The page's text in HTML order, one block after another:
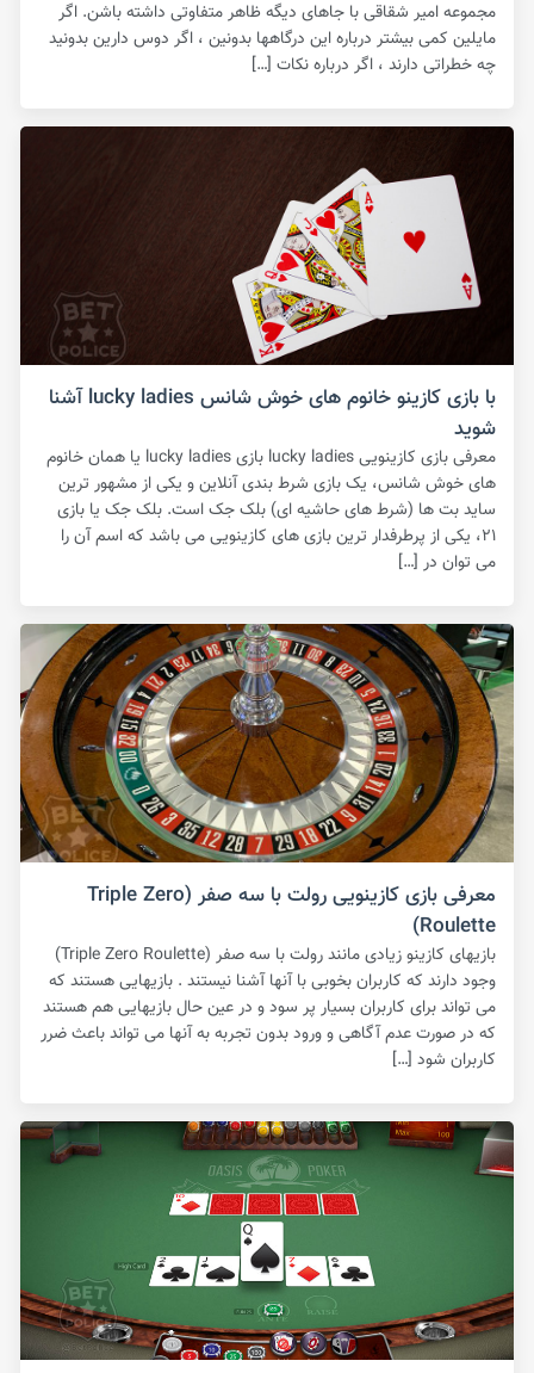
مجموعه امیر شقاقی با جاهای دیگه ظاهر متفاوتی داشته باشن. اگر
مایلین کمی بیشتر درباره این درگاهها بدونین ، اگر دوس دارین بدونید
چه خطراتی دارند ، اگر درباره نکات […]
با بازی کازینو خانوم های خوش شانس lucky ladies آشنا
شوید
معرفی بازی کازینویی lucky ladies بازی lucky ladies یا همان خانوم
های خوش شانس، یک بازی شرط بندی آنلاین و یکی از مشهور ترین
ساید بت ها (شرط های حاشیه ای) بلک جک است‌. بلک جک یا بازی
۲۱، یکی از پرطرفدار ترین بازی های کازینویی می باشد که اسم آن را
می توان در […]
معرفی بازی کازینویی رولت با سه صفر (Triple Zero
Roulette)
بازیهای کازینو زیادی مانند رولت با سه صفر (Triple Zero Roulette)
وجود دارند که کاربران بخوبی با آنها آشنا نیستند . بازیهایی هستند که
می تواند برای کاربران بسیار پر سود و در عین حال بازیهایی هم هستند
که در صورت عدم آگاهی و ورود بدون تجربه به آنها می تواند باعث ضرر
کاربران شود […]